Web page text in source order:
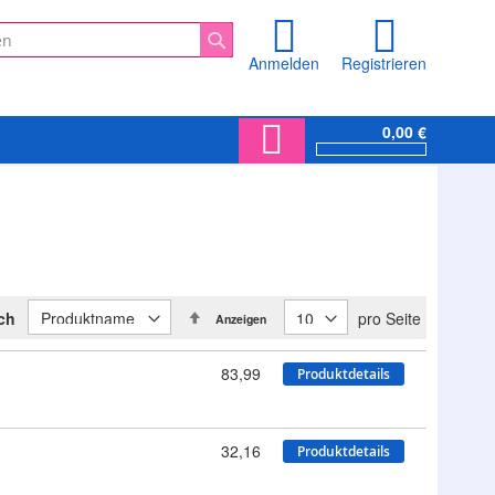
0,00 €
Anmelden Registrieren
Suche
Anzeigen pro Seite
absteigender
Reihenfolge
83,99
Produktdetails
32,16 Produktdetails